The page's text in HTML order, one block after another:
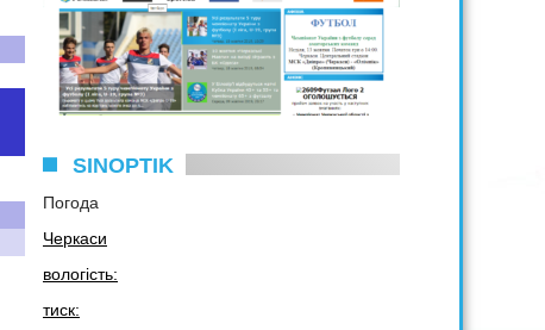
SINOPTIK
Погода
Черкаси
вологість:
тиск: